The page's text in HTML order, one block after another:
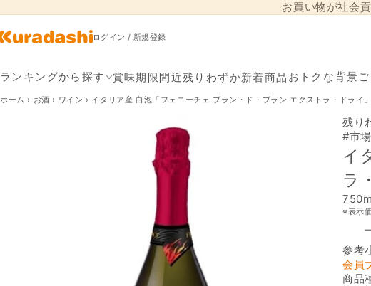
お買い物が社会
ログイン / 新規登録
ランキングから探す 賞味期限間近残りわずか新着商品 おトクな背景
ホーム › お酒 › ワイン › イタリア産 白泡「フェニーチェ ブラン・ド・ブラン エクストラ・ドライ」
残り
#市
イ
ラ
※表示
参考
会員
商品